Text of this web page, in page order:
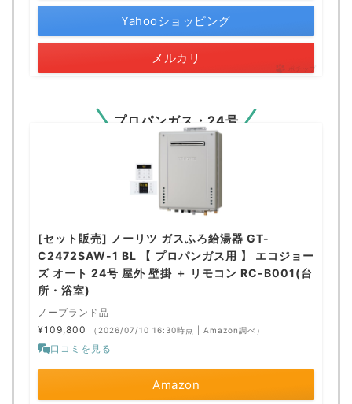
Yahooショッピング
メルカリ
ポチップ
プロパンガス・24号
[セット販売] ノーリツ ガスふろ給湯器 GT-
C2472SAW-1 BL 【 プロパンガス用 】 エコジョー
ズ オート 24号 屋外 壁掛 ＋ リモコン RC-B001(台
所・浴室)
ノーブランド品
¥109,800
（2026/07/10 16:30時点 | Amazon調べ）
口コミを見る
Amazon